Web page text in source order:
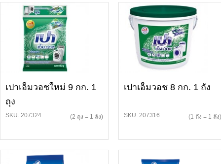
เปาเอ็มวอชใหม่ 9 กก. 1
ถุง
SKU: 207324 (2 ถุง = 1 ลัง)
เปาเอ็มวอช 8 กก. 1 ถัง
SKU: 207316 (1 ถัง = 1 ลัง)